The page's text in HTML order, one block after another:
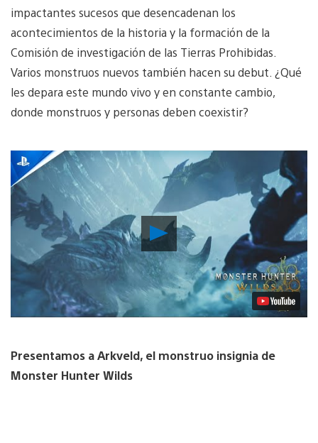
impactantes sucesos que desencadenan los
acontecimientos de la historia y la formación de la
Comisión de investigación de las Tierras Prohibidas.
Varios monstruos nuevos también hacen su debut. ¿Qué
les depara este mundo vivo y en constante cambio,
donde monstruos y personas deben coexistir?
Reproducir
Video
Presentamos a Arkveld, el monstruo insignia de
Monster Hunter Wilds